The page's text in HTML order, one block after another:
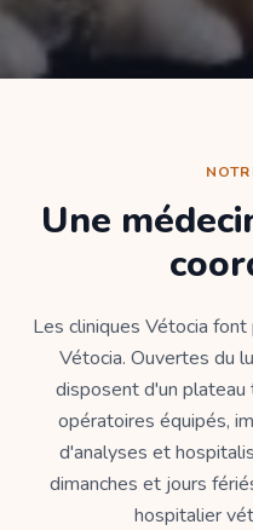
Une
Les cliniques Vétocia
Vétocia. Ouvertes du
disposent d'un plateau
opératoires équipés,
d'analyses et
dimanches et jours
hospitalier